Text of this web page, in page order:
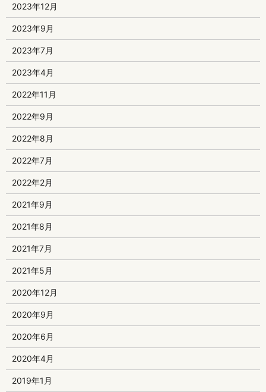
2023年12月
2023年9月
2023年7月
2023年4月
2022年11月
2022年9月
2022年8月
2022年7月
2022年2月
2021年9月
2021年8月
2021年7月
2021年5月
2020年12月
2020年9月
2020年6月
2020年4月
2019年1月